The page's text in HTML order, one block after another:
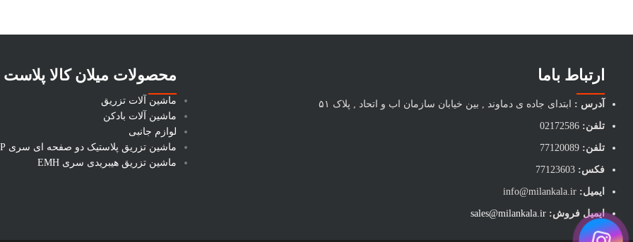
ارتباط باما
آدرس : ابتدای جاده ی دماوند , بین خیابان سازمان اب و اتحاد , پلاک ۵۱
تلفن:02172586
تلفن: 77120089
فکس: 77123603
ایمیل: info@milankala.ir
ایمیل فروش:sales@milankala.ir
محصولات میلان کالا پلاست
ماشین آلات تزریق
ماشین آلات بادکن
لوازم جانبی
ماشین تزریق پلاستیک دو صفحه ای سری DP
ماشین تزریق هیبریدی سری EMH